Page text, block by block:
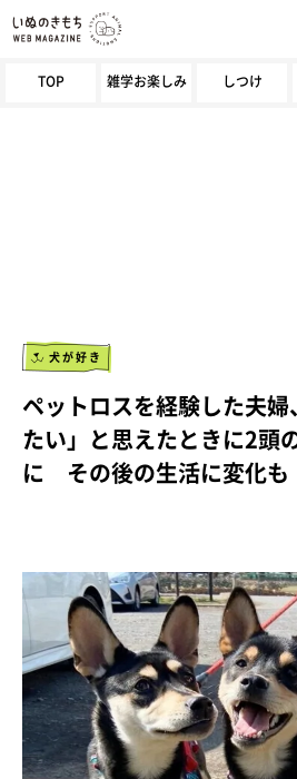
TOP 雑学お楽しみ しつけ
犬が好き
ペットロスを経験した夫
たい」と思えたときに2頭
に その後の生活に変化も